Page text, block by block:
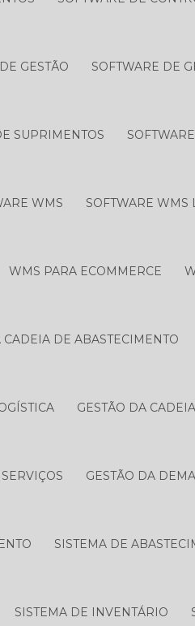
GESTÃO SOFTWARE DE
SUPRIMENTOS
WMS SOFTWARE WMS
WMS PARA ECOMMERCE
CADEIA DE ABASTECIMENTO
GESTÃO DA
GESTÃO DA
SISTEMA DE
SISTEMA DE INVENTÁRIO